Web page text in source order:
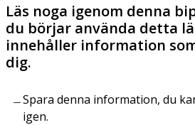
Läs noga igenom denna
du börjar använda detta
innehåller information
dig.
Spara denna information, du
igen.